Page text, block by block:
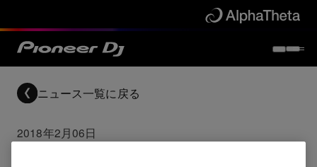
ニュース一覧に戻る
2018年2月06日